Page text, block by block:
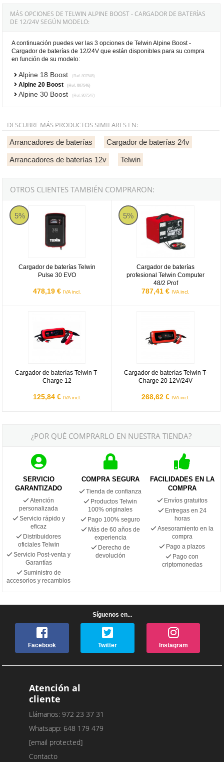
MÁS OPCIONES DE TELWIN ALPINE BOOST - CARGADOR DE BATERÍAS
DE 12/24V SEGÚN MODELO:
A continuación puedes ver las 3 opciones de Telwin Alpine Boost -
Cargador de baterías de 12/24V que están disponibles para su compra
en función de su modelo:
Alpine 18 Boost (Ref. 807545)
Alpine 20 Boost (Ref. 807546)
Alpine 30 Boost (Ref. 807547)
DESCUBRE MÁS PRODUCTOS SIMILARES EN:
Arrancadores de baterías Cargador de baterías 24v
Arrancadores de baterías 12v Telwin
OTROS CLIENTES TAMBIÉN COMPRARON:
5%
Cargador de baterías Telwin
Pulse 30 EVO
478,19 € IVA incl.
Cargador de baterías Telwin Pulse 30 EVO
5%
Cargador de baterías
profesional Telwin Computer
48/2 Prof
787,41 € IVA incl.
Cargador de baterías profesional
Cargador de baterías Telwin T-
Charge 12
125,84 € IVA incl.
Cargador de baterías Telwin T-
Charge 20 12V/24V
268,62 € IVA incl.
¿POR QUÉ COMPRARLO EN NUESTRA TIENDA?
SERVICIO
GARANTIZADO
Atención
personalizada
Servicio rápido y
eficaz
Distribuidores
oficiales Telwin
Servicio Post-venta y
Garantías
Suministro de
accesorios y recambios
COMPRA SEGURA
Tienda de confianza
Productos Telwin
100% originales
Pago 100% seguro
Más de 60 años de
experiencia
Derecho de
devolución
FACILIDADES EN LA
COMPRA
Envíos gratuitos
Entregas en 24
horas
Asesoramiento en la
compra
Pago a plazos
Pago con
criptomonedas
Síguenos en...
Facebook Twitter Instagram
Atención al
cliente
Llámanos: 972 23 37 31
Whatsapp: 648 179 479
[email protected]
Contacto